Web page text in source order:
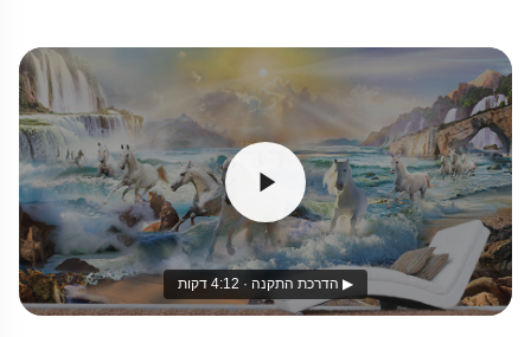
▶ הדרכת התקנה · 4:12 דקות